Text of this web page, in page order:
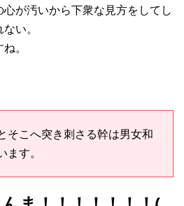
心が汚いから下衆な見方をしてし
い。
。
そこへ突き刺さる幹は男女和
ます。